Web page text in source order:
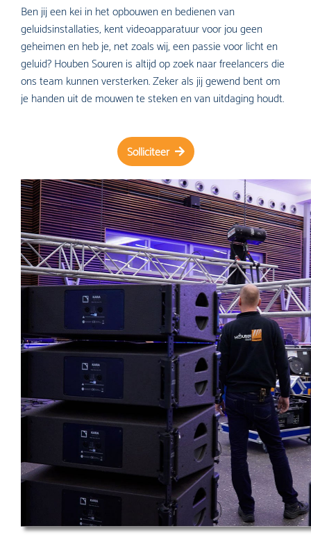
Ben jij een kei in het opbouwen en bedienen van
geluidsinstallaties, kent videoapparatuur voor jou geen
geheimen en heb je, net zoals wij, een passie voor licht en
geluid? Houben Souren is altijd op zoek naar freelancers die
ons team kunnen versterken. Zeker als jij gewend bent om
je handen uit de mouwen te steken en van uitdaging houdt.
Solliciteer